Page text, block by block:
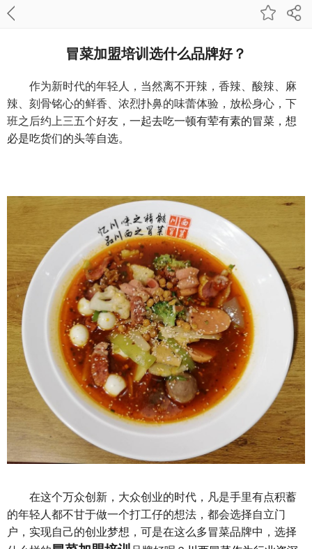
冒菜加盟培训选什么品牌好？
作为新时代的年轻人，当然离不开辣，香辣、酸辣、麻
辣、刻骨铭心的鲜香、浓烈扑鼻的味蕾体验，放松身心，下
班之后约上三五个好友 ，一起去吃一顿有荤有素的冒菜，想
必是吃货们的头等自选。
在这个万众创新，大众创业的时代，凡是手里有点积蓄
的年轻人都不甘于做一个打工仔的想法，都会选择自立门
户，实现自己的创业梦想，可是在这么多冒菜品牌中，选择